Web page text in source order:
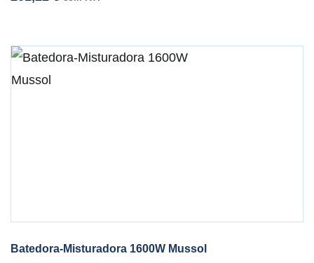
Batedora-Misturadora 1600W Mussol